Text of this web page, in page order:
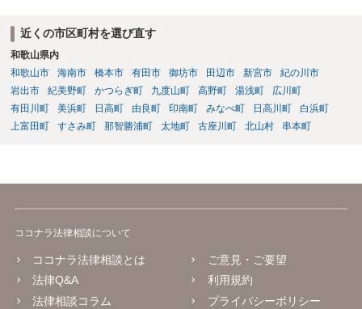
おいて事前チェックがなされるわけではないため、著作権侵害となる
ような画像もそのまま投稿されてしまい、結果として、権利者から削
除や損害賠償等の請求がなされるまで、事実上、その投稿状態が残っ
たままになっているものと思われます。 こうした無断転載の件数は多
く、また、本人の特定にも時間や費用がかかることから、全ての無断
転載に対しては、権利者が対応できていないという実情があるものと
思われます。 もっとも、著作権者として承諾をしているのでない限
を問われることになり、結果として、賠償等をしなければならない事
ねないものですので、やはりこうした無断転載は控えた方が安全かと
近くの市区町村を選び直す
和歌山県内
和歌山市
海南市 橋本市 有田市 御坊市 田辺市 新宮市
紀の川市
岩出市
紀美野町 かつらぎ町 九度山町 高野町 湯浅町
広川町
有田川町
美浜町 日高町 由良町 印南町 みなべ町 日高川町
白浜町
上富田町
すさみ町 那智勝浦町 太地町 古座川町 北山村 串本町
ココナラ法律相談について
ココナラ法律相談とは
法律Q&A
法律相談コラム
ご意見・ご要望
利用規約
プライバシーポリシー